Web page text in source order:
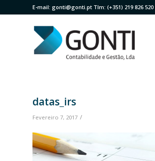
E-mail: gonti@gonti.pt Tlm: (+351) 219 826 520
datas_irs
Fevereiro 7, 2017 /